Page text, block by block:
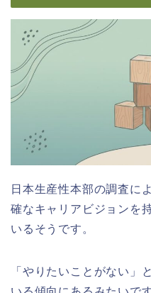
日本生産性本部の調査に
確なキャリアビジョンを
いるそうです。
「やりたいことがない」